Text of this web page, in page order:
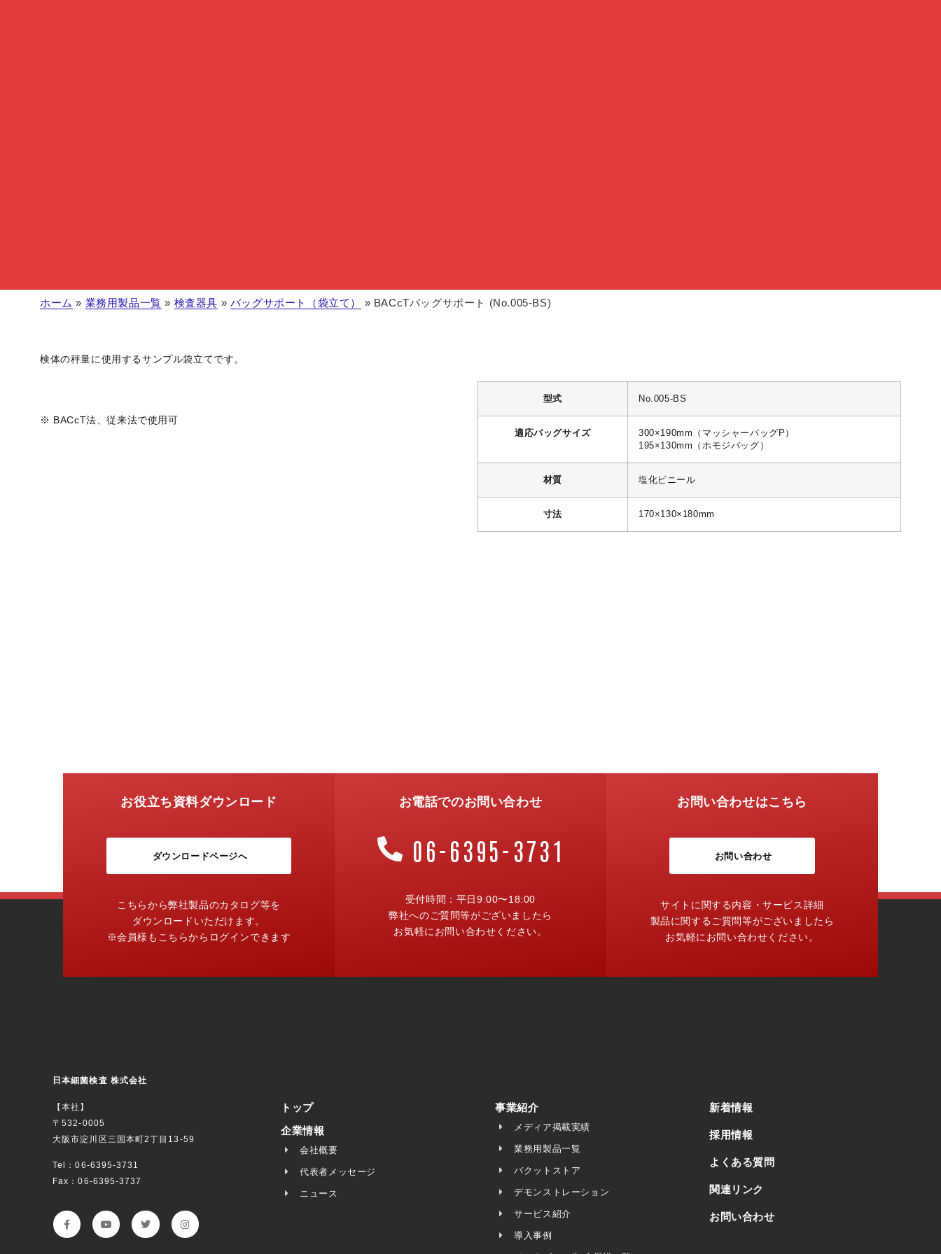
ホーム » 業務用製品一覧 » 検査器具 » バッグサポート（袋立て） » BACcTバッグサポート (No.005-BS)
検体の秤量に使用するサンプル袋立てです。
※ BACcT法、従来法で使用可
型式 No.005-BS
適応バッグサイズ
300×190mm（マッシャーバッグP）
195×130mm（ホモジバッグ）
材質 塩化ビニール
寸法 170×130×180mm
お役立ち資料ダウンロード
ダウンロードページへ
こちらから弊社製品のカタログ等を
ダウンロードいただけます。
※会員様もこちらからログインできます
お電話でのお問い合わせ
06-6395-3731
受付時間：平日9:00〜18:00
弊社へのご質問等がございましたら
お気軽にお問い合わせください。
お問い合わせはこちら
お問い合わせ
サイトに関する内容・サービス詳細
製品に関するご質問等がございましたら
お気軽にお問い合わせください。
日本細菌検査 株式会社
【本社】
〒532-0005
大阪市淀川区三国本町2丁目13-59
Tel：06-6395-3731
Fax：06-6395-3737
トップ
企業情報
会社概要
代表者メッセージ
ニュース
事業紹介
メディア掲載実績
業務用製品一覧
バクットストア
デモンストレーション
サービス紹介
導入事例
新着情報
採用情報
よくある質問
関連リンク
お問い合わせ